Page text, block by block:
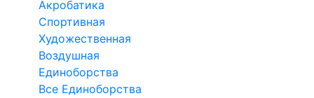
Акробатика
Спортивная
Художественная
Воздушная
Единоборства
Все Единоборства